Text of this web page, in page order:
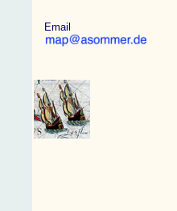
Email